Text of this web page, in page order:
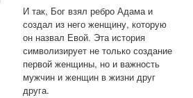
И так, Бог взял ребро Адама и
создал из него женщину, которую
он назвал Евой. Эта история
символизирует не только создание
первой женщины, но и важность
мужчин и женщин в жизни друг
друга.